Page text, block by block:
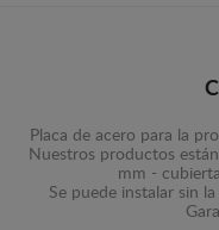
Placa de acero para la
Nuestros productos
mm -
Se puede instalar sin